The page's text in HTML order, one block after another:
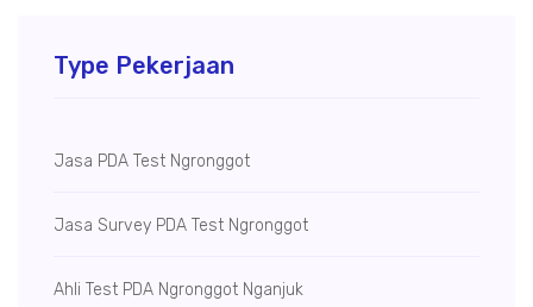
Type Pekerjaan
Jasa PDA Test Ngronggot
Jasa Survey PDA Test Ngronggot
Ahli Test PDA Ngronggot Nganjuk